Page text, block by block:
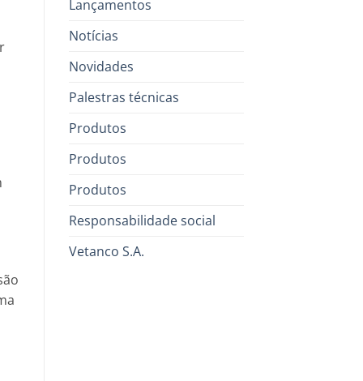
Lançamentos
Notícias
Novidades
Palestras técnicas
Produtos
Produtos
Produtos
Responsabilidade social
Vetanco S.A.